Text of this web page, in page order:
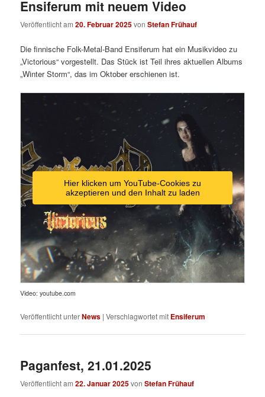
Ensiferum mit neuem Video
Veröffentlicht am20. Februar 2025vonStefan Frühauf
Die finnische Folk-Metal-Band Ensiferum hat ein Musikvideo zu
„Victorious“ vorgestellt. Das Stück ist Teil ihres aktuellen Albums
„Winter Storm“, das im Oktober erschienen ist.
Hier klicken um YouTube-Cookies zu
akzeptieren und den Inhalt zu laden
Video: youtube.com
Veröffentlicht unterNews |Verschlagwortet mit Ensiferum
Paganfest, 21.01.2025
Veröffentlicht am22. Januar 2025vonStefan Frühauf